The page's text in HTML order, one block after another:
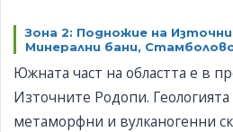
Зона 2: Подножие на
Минерални бани,
Южната част на областта е в
Източните Родопи.
метаморфни и вулканогенни